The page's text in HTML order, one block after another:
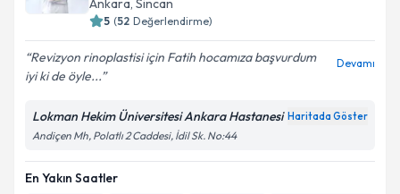
Ankara, Sincan
5 (52 Değerlendirme)
Revizyon rinoplastisi için Fatih hocamıza başvurdum
iyi ki de öyle...
Devamı
Lokman Hekim Üniversitesi Ankara Hastanesi Haritada Göster
Andiçen Mh, Polatlı 2 Caddesi, İdil Sk. No:44
En Yakın Saatler